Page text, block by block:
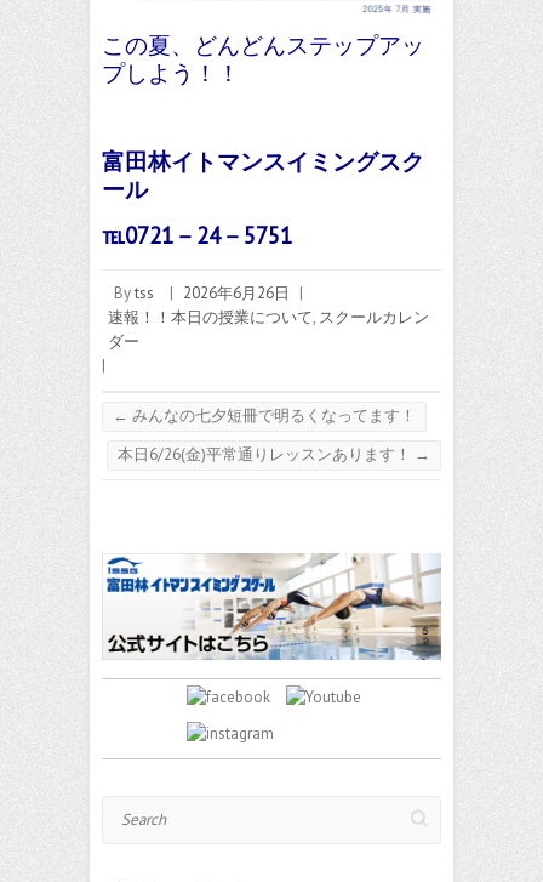
この夏、どんどんステップアッ
プしよう！！
富田林イトマンスイミングスク
ール
℡0721－24－5751
Bytss | 2026年6月26日
|
速報！！本日の授業について, スクールカレン
ダー
|
← みんなの七夕短冊で明るくなってます！
本日6/26(金)平常通りレッスンあります！
→